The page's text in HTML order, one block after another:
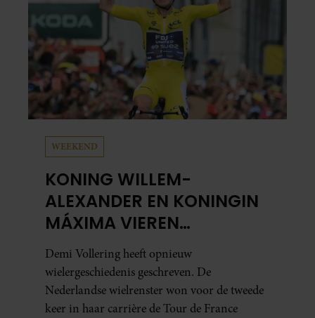
WEEKEND
KONING WILLEM-
ALEXANDER EN KONINGIN
MÁXIMA VIEREN
HISTORISCHE ZEGE DEMI
VOLLERING OP TOUR DE
FRANCE FEMMES
Demi Vollering heeft opnieuw
wielergeschiedenis geschreven. De
Nederlandse wielrenster won voor de tweede
keer in haar carrière de Tour de France